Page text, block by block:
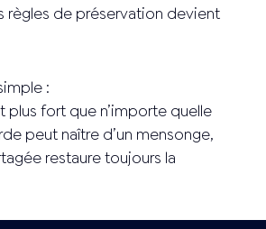
règles de préservation devient
:
plus fort que n’importe quelle
peut naître d’un mensonge,
restaure toujours la